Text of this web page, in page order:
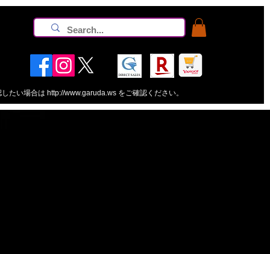
たい場合は http://www.garuda.wsをご確認ください。